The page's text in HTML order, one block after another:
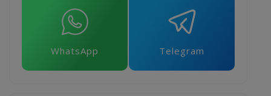
WhatsApp Telegram